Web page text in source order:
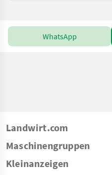
WhatsApp
Landwirt.com
Maschinengruppen
Kleinanzeigen